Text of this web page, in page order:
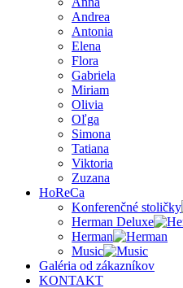
Andrea
Antonia
Elena
Flora
Gabriela
Miriam
Olivia
Oľga
Simona
Tatiana
Viktoria
Zuzana
HoReCa
Konferenčné stoličky
Herman Deluxe
Herman
Music
Galéria od zákazníkov
KONTAKT